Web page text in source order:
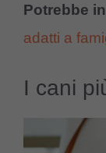
Potrebbe
adatti a
I cani